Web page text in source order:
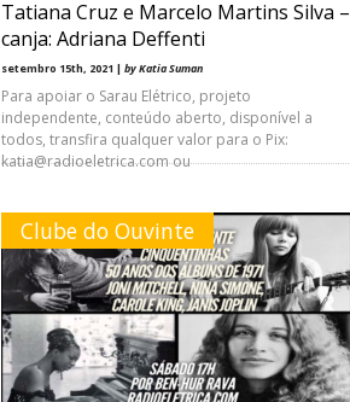
Tatiana Cruz e Marcelo Martins Silva –
canja: Adriana Deffenti
setembro 15th, 2021 | by Katia Suman
Para apoiar o Sarau Elétrico, projeto
independente, conteúdo aberto, disponível a
todos, transfira qualquer valor para o Pix:
katia@radioeletrica.com ou
Clube do Ouvinte